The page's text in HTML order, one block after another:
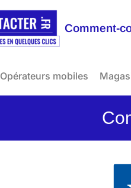
Comment-
Opérateurs mobiles